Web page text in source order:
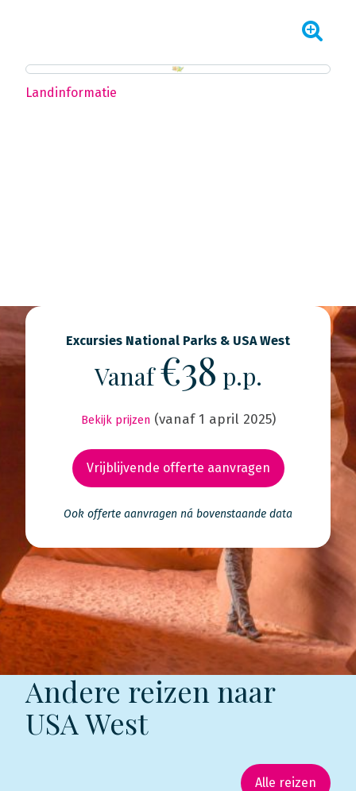
Landinformatie
Excursies National Parks & USA West
Vanaf€38 p.p.
Bekijk prijzen (vanaf 1 april 2025)
Vrijblijvende offerte aanvragen
Ook offerte aanvragen ná bovenstaande data
Andere reizen naar
USA West
Alle reizen